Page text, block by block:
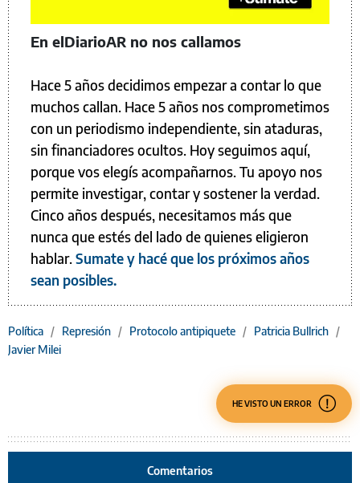
En elDiarioAR no nos callamos
Hace 5 años decidimos empezar a contar lo que
muchos callan. Hace 5 años nos comprometimos
con un periodismo independiente, sin ataduras,
sin financiadores ocultos. Hoy seguimos aquí,
porque vos elegís acompañarnos. Tu apoyo nos
permite investigar, contar y sostener la verdad.
Cinco años después, necesitamos más que
nunca que estés del lado de quienes eligieron
hablar.Sumate y hacé que los próximos años
sean posibles.
Política / Represión / Protocolo antipiquete / Patricia Bullrich /
Javier Milei
HE VISTO UN ERROR
Comentarios